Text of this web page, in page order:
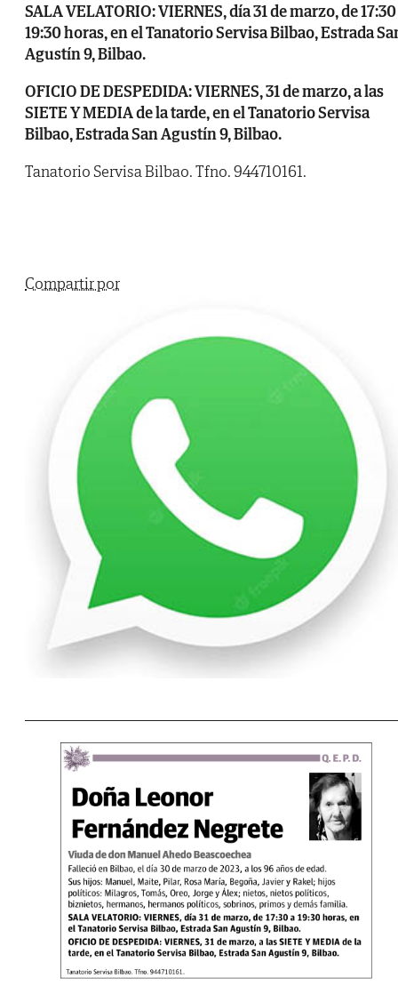
SALA VELATORIO: VIERNES, día 31 de marzo, de
19:30 horas, en el Tanatorio Servisa Bilbao, Estrada
Agustín 9, Bilbao.
OFICIO DE DESPEDIDA: VIERNES, 31 de marzo, a las
SIETE Y MEDIA de la tarde, en el Tanatorio Servisa
Bilbao, Estrada San Agustín 9, Bilbao.
Tanatorio Servisa Bilbao. Tfno. 944710161.
Compartir por